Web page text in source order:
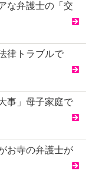
な弁護士の「交
律トラブルで
事」母子家庭で
お寺の弁護士が